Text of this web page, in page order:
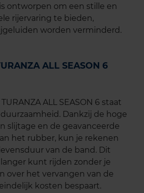
is ontworpen om een stille en
rijervaring te bieden,
worden verminderd.
ALL SEASON 6
ALL SEASON 6 staat
Dankzij de hoge
slijtage en de geavanceerde
het rubber, kun je rekenen
van de band. Dit
kunt rijden zonder je
over het vervangen van de
kosten bespaart.